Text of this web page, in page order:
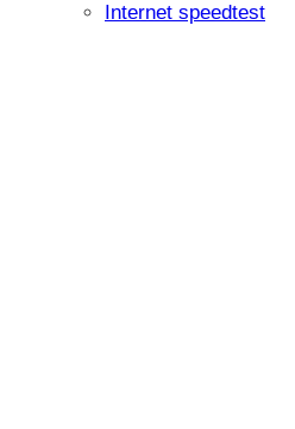
Internet speedtest